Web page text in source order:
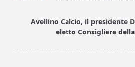
reader-
text">Page</span>
Avellino Calcio, il presidente
eletto Consigliere